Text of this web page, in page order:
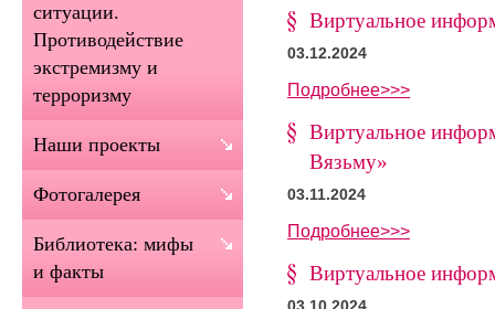
Виртуальное
03.12.2024
Подробнее>>>
Виртуальное
Вязьму»
03.11.2024
Подробнее>>>
Виртуальное
ситуации.
Противодействие
экстремизму и
терроризму
Наши проекты
Фотогалерея
Библиотека: мифы
и факты